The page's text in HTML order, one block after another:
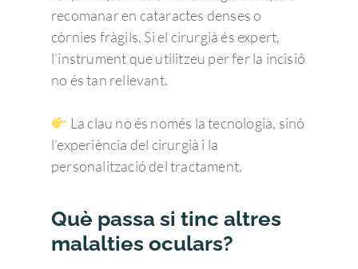
recomanar en cataractes denses o
còrnies fràgils. Si el cirurgià és expert,
l’instrument que utilitzeu per fer la incisió
no és tan rellevant.
La clau no és només la tecnologia, sinó
l’experiència del cirurgià i la
personalització del tractament.
Què passa si tinc altres
malalties oculars?